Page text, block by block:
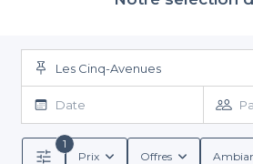
Les Cinq-Avenues
Date
1
Prix
Offres